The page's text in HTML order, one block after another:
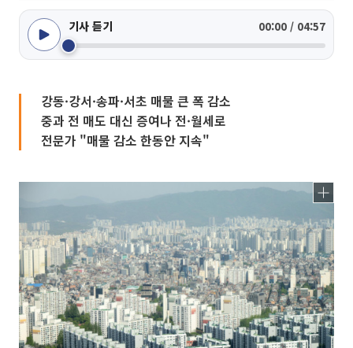
기사 듣기 00:00 / 04:57
강동·강서·송파·서초 매물 큰 폭 감소
중과 전 매도 대신 증여나 전·월세로
전문가 "매물 감소 한동안 지속"